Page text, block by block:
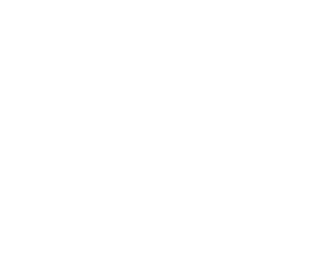
bohaterki, to może
co jeszcze powiedziała
z Bali: zostańcie w domu!